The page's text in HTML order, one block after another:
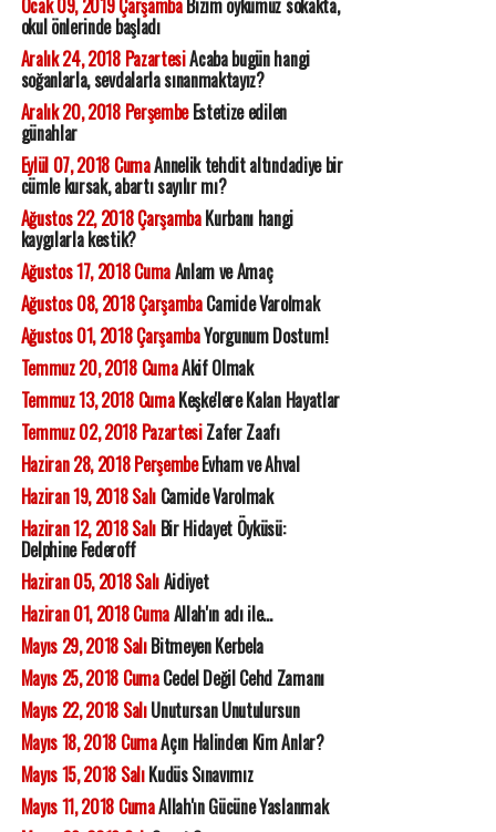
Ocak 09, 2019 ÇarşambaBizim öykümüz sokakta,
okul önlerinde başladı
Aralık 24, 2018 PazartesiAcaba bugün hangi
soğanlarla, sevdalarla sınanmaktayız?
Aralık 20, 2018 PerşembeEstetize edilen
günahlar
Eylül 07, 2018 CumaAnnelik tehdit altındadiye bir
cümle kursak, abartı sayılır mı?
Ağustos 22, 2018 ÇarşambaKurbanı hangi
kaygılarla kestik?
Ağustos 17, 2018 CumaAnlam ve Amaç
Ağustos 08, 2018 ÇarşambaCamide Varolmak
Ağustos 01, 2018 ÇarşambaYorgunum Dostum!
Temmuz 20, 2018 CumaAkif Olmak
Temmuz 13, 2018 CumaKeşke'lere Kalan Hayatlar
Temmuz 02, 2018 PazartesiZafer Zaafı
Haziran 28, 2018 PerşembeEvham ve Ahval
Haziran 19, 2018 SalıCamide Varolmak
Haziran 12, 2018 SalıBir Hidayet Öyküsü:
Delphine Federoff
Haziran 05, 2018 SalıAidiyet
Haziran 01, 2018 CumaAllah'ın adı ile...
Mayıs 29, 2018 SalıBitmeyen Kerbela
Mayıs 25, 2018 CumaCedel Değil Cehd Zamanı
Mayıs 22, 2018 SalıUnutursan Unutulursun
Mayıs 18, 2018 CumaAçın Halinden Kim Anlar?
Mayıs 15, 2018 SalıKudüs Sınavımız
Mayıs 11, 2018 CumaAllah'ın Gücüne Yaslanmak